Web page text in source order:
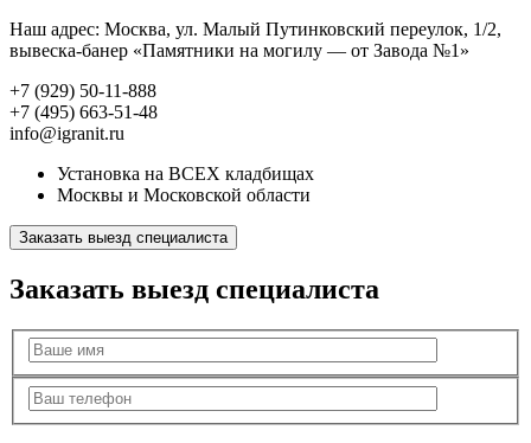
Наш адрес: Москва, ул. Малый Путинковский переулок, 1/2,
вывеска-банер «Памятники на могилу — от Завода №1»
+7 (929) 50-11-888
+7 (495) 663-51-48
info@igranit.ru
Установка на ВСЕХ кладбищах
Москвы и Московской области
Заказать выезд специалиста
Заказать выезд специалиста